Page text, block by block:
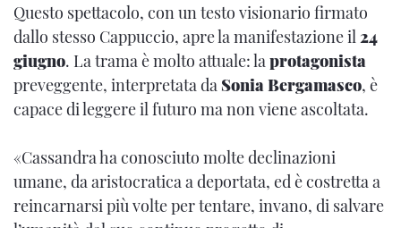
Questo spettacolo, con un testo visionario firmato
dallo stesso Cappuccio, apre la manifestazione il 24
giugno. La trama è molto attuale: la protagonista
preveggente, interpretata da Sonia Bergamasco, è
capace di leggere il futuro ma non viene ascoltata.
«Cassandra ha conosciuto molte declinazioni
umane, da aristocratica a deportata, ed è costretta a
reincarnarsi più volte per tentare, invano, di salvare